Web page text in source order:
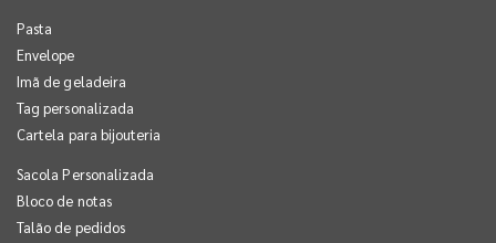
Pasta
Envelope
Imã de geladeira
Tag personalizada
Cartela para bijouteria
Sacola Personalizada
Bloco de notas
Talão de pedidos